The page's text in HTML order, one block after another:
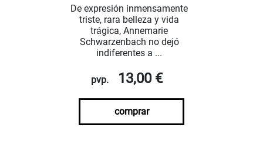
De expresión inmensamente
triste, rara belleza y vida
trágica, Annemarie
Schwarzenbach no dejó
indiferentes a ...
pvp. 13,00 €
comprar